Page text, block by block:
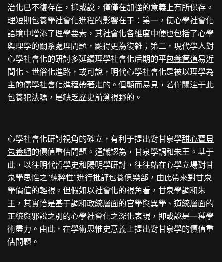
治化已不復存在，抑或說，僅僅在加強的意義上有所保存。
理短期包養學社會化進程的影響在于：第一，使心學社會化
語境中增添了理學要素，其社會化各維度中便也包括了心學
與理學的關系處理問題，顯得更為復雜；第二，現代學人對
心學社會化的研討多延續理學社會化后期的平包養管道易近
間化、世俗化進路，或可說，明代心學社會化是被以理學為
主的儒學社會化進程帶著走的。但顯而易見，若僅關注于此
包養犯法嗎 ，是缺乏歷史前溯視野的。
心學社會化研討視角的確立，有利于提出對甘泉學甜心寶貝
包養網的價值重估問題。通識認為，甘泉學調和朱王。基于
此，以往明代哲學史和陽明學研討，往往站在心學立場對甘
泉學思惟之“純粹性”進行批評包養俱樂部 ，由此帶來對甘泉
學價值的輕視。但假如以社會化的視角看，甘泉學調和朱
王，其實恰是基于調和政統層面的官學與異學、道統層面的
正統與邪說之別的心學社會化之深化表現，抑或說是一種學
術盡力。由此，在學術思惟史意義上提出對甘泉學的價值重
估問題。